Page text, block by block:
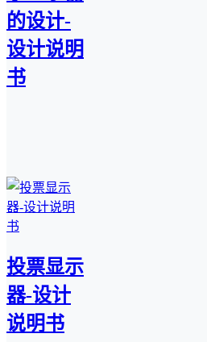
的设计-
设计说明
书
投票显示
器-设计
说明书